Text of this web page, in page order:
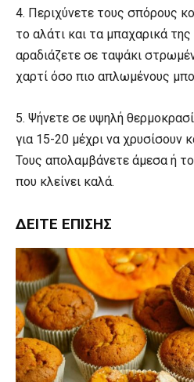
4. Περιχύνετε τους σπόρους
το αλάτι και τα μπαχαρικά
αραδιάζετε σε ταψάκι
χαρτί όσο πιο απλωμένους
5. Ψήνετε σε υψηλή
για 15-20 μέχρι να χρυσίσουν
Τους απολαμβάνετε άμεσα ή
που κλείνει καλά.
ΔΕΊΤΕ ΕΠΊΣΗΣ